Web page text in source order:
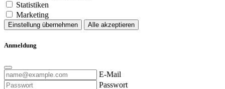
Statistiken
Marketing
Einstellung übernehmen Alle akzeptieren
Anmeldung
E-Mail
Passwort